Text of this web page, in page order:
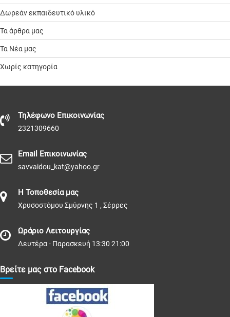
Δωρεάν εκπαιδευτικό υλικό
Τα άρθρα μας
Τα Νέα μας
Χωρίς κατηγορία
Τηλέφωνo Επικοινωνίας
2321309660
Email Επικοινωνίας
savvaidou_kat@yahoo.gr
Η Τοποθεσία μας
Χρυσοστόμου Σμύρνης 1 , Σέρρες
Ωράριο Λειτουργίας
Δευτέρα - Παρασκευή 13:30 21:00
Βρείτε μας στο Facebook